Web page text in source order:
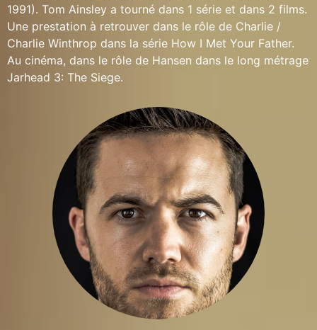
1991). Tom Ainsley a tourné dans 1 série et dans 2 films.
Une prestation à retrouver dans le rôle de Charlie /
Charlie Winthrop dans la série How I Met Your Father.
Au cinéma, dans le rôle de Hansen dans le long métrage
Jarhead 3: The Siege.